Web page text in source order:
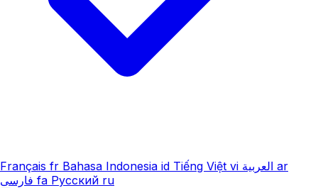
Français fr Bahasa Indonesia id Tiếng Việt vi العربية ar
فارسی fa Русский ru